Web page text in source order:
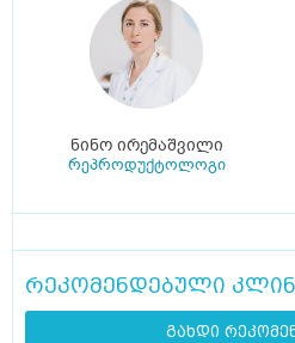
ნინო ირემაშვილი
რეპროდუქტოლოგი
რეკომენდებული
გახდი